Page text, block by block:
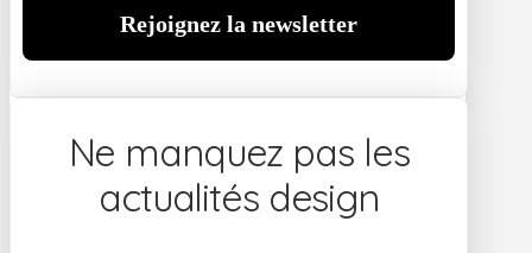
Ne manquez pas les
actualités design